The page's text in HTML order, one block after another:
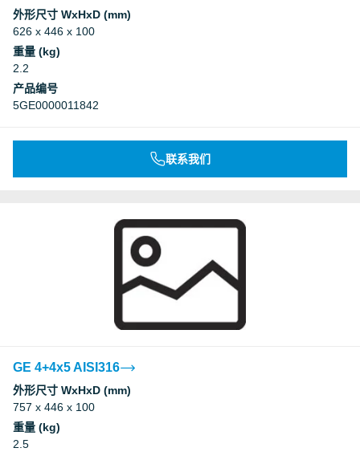
外形尺寸 WxHxD (mm)
626 x 446 x 100
重量 (kg)
2.2
产品编号
5GE0000011842
联系我们
GE 4+4x5 AISI316
外形尺寸 WxHxD (mm)
757 x 446 x 100
重量 (kg)
2.5